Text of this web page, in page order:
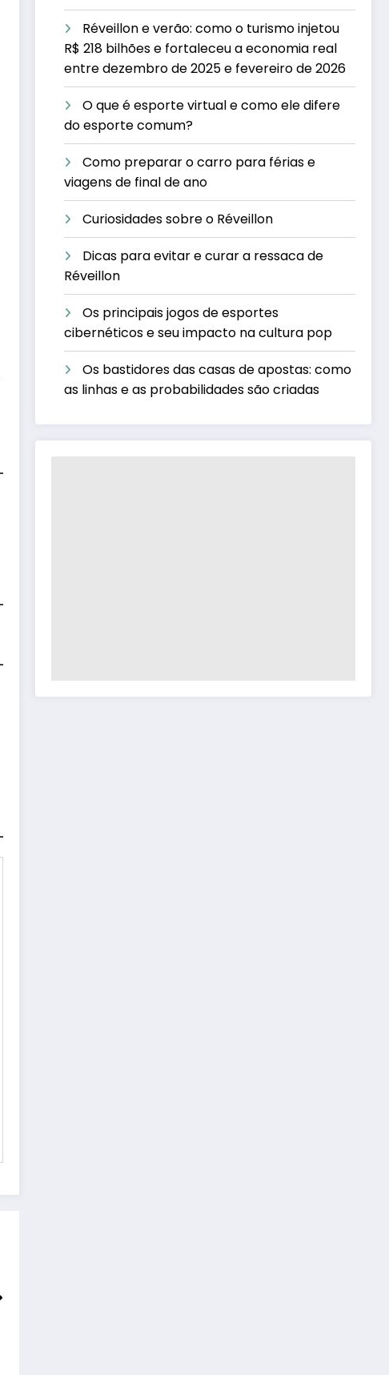
Réveillon e verão: como o turismo injetou
R$ 218 bilhões e fortaleceu a economia real
entre dezembro de 2025 e fevereiro de 2026
O que é esporte virtual e como ele difere
do esporte comum?
Como preparar o carro para férias e
viagens de final de ano
Curiosidades sobre o Réveillon
Dicas para evitar e curar a ressaca de
Réveillon
Os principais jogos de esportes
cibernéticos e seu impacto na cultura pop
Os bastidores das casas de apostas: como
as linhas e as probabilidades são criadas